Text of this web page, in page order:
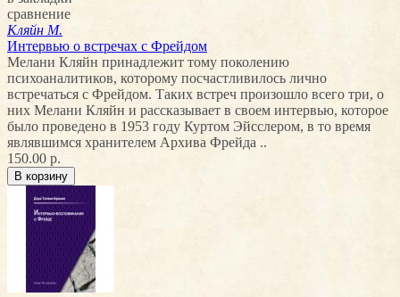
сравнение
Кляйн М.
Интервью о встречах с Фрейдом
Мелани Кляйн принадлежит тому поколению
психоаналитиков, которому посчастливилось лично
встречаться с Фрейдом. Таких встреч произошло всего три, о
них Мелани Кляйн и рассказывает в своем интервью, которое
было проведено в 1953 году Куртом Эйсслером, в то время
являвшимся хранителем Архива Фрейда ..
150.00 р.